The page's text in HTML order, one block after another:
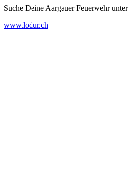
Suche Deine Aargauer Feuerwehr unter
www.lodur.ch